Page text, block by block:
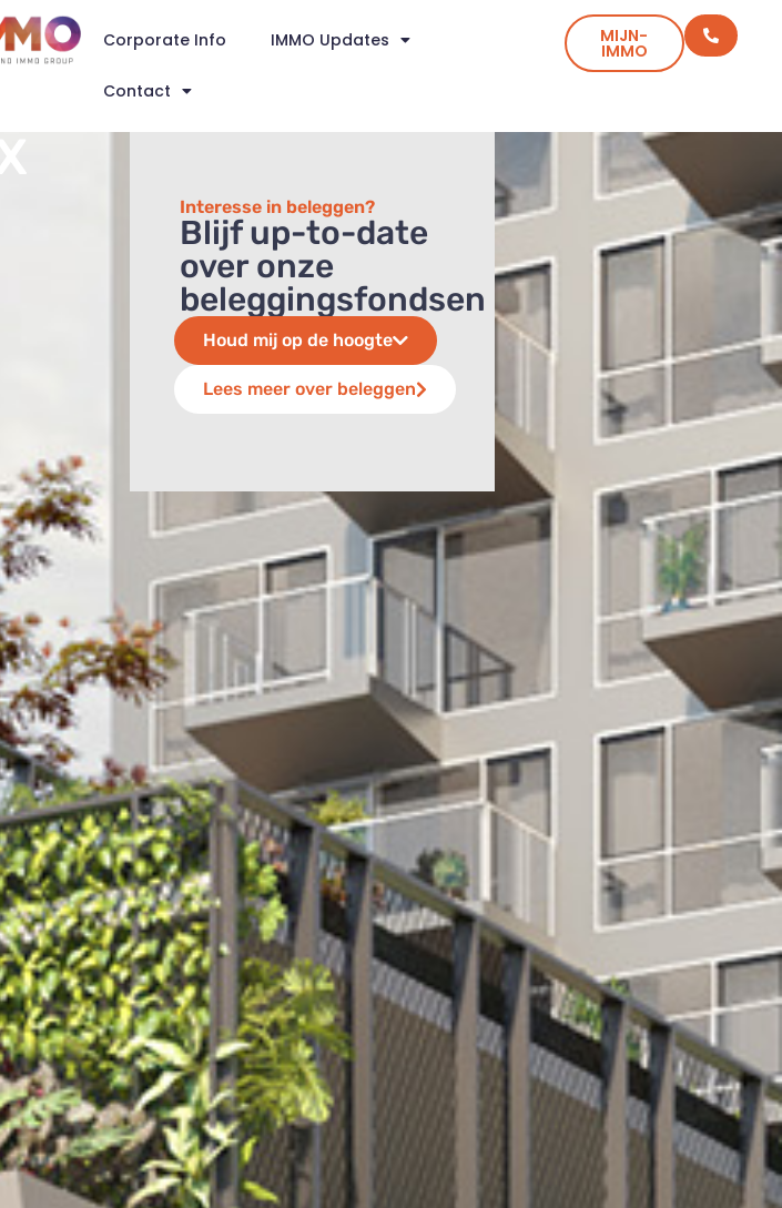
Corporate Info IMMO Updates
Contact
MIJN-
IMMO
Interesse in beleggen?
Blijf up-to-date
over onze
beleggingsfondsen
Houd mij op de hoogte
Lees meer over beleggen